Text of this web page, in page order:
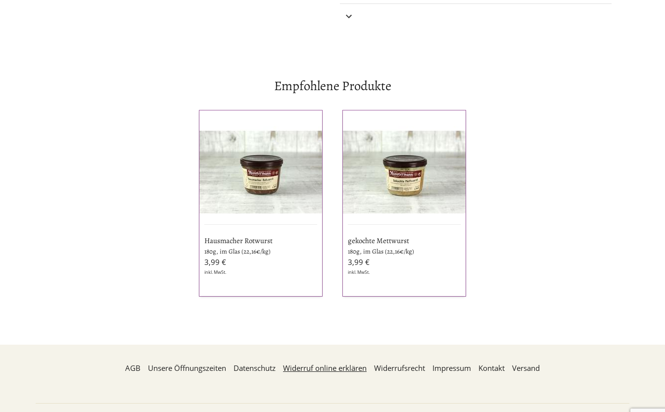
Empfohlene Produkte
Rotwurst
Hausmacher Rotwurst
180g, im Glas (22,16€/kg)
3,99 €
inkl. MwSt.
Mettwurst
gekochte Mettwurst
180g, im Glas (22,16€/kg)
3,99 €
inkl. MwSt.
AGB Unsere Öffnungszeiten Datenschutz Widerruf online erklären Widerrufsrecht Impressum Kontakt Versand